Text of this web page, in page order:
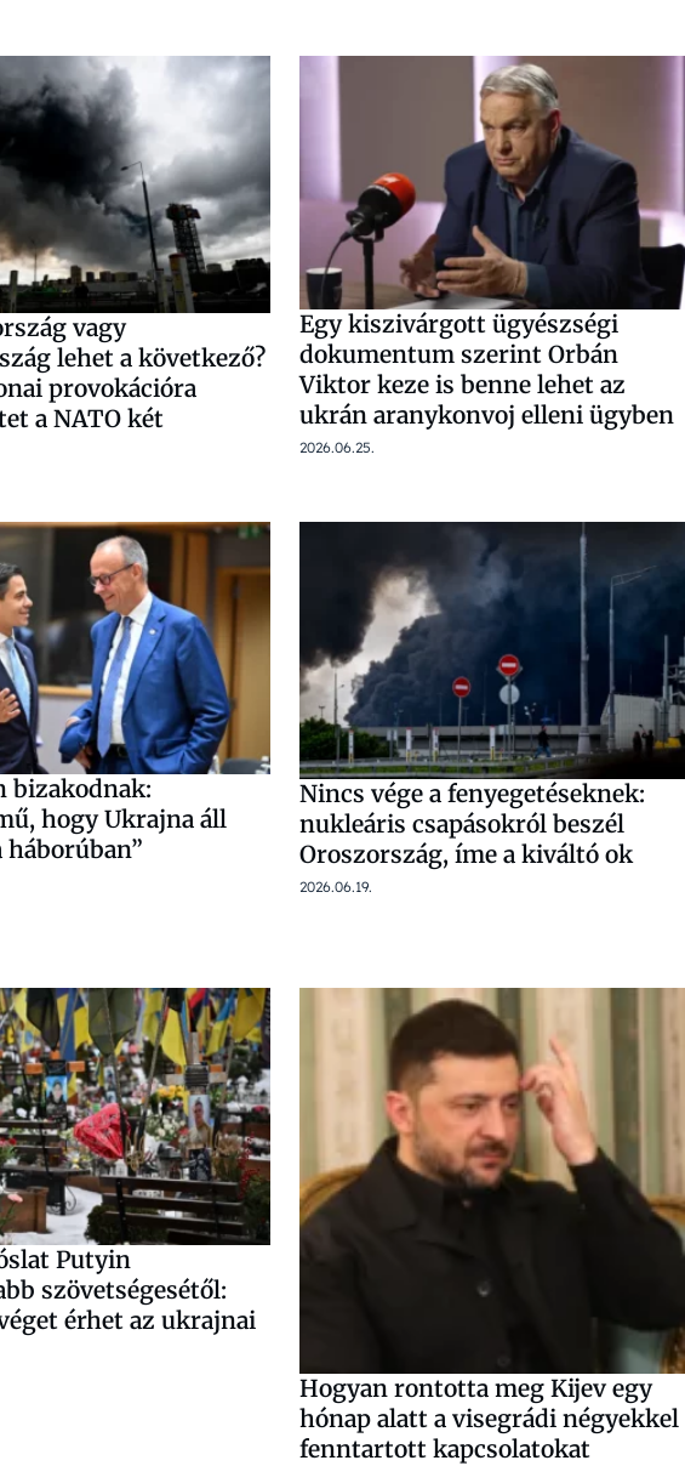
vagy
lehet a következő?
provokációra
a NATO két
Egy kiszivárgott ügyészségi
dokumentum szerint Orbán
Viktor keze is benne lehet az
ukrán aranykonvoj elleni ügyben
2026.06.25.
bizakodnak:
hogy Ukrajna áll
háborúban”
Nincs vége a fenyegetéseknek:
nukleáris csapásokról beszél
Oroszország, íme a kiváltó ok
2026.06.19.
Putyin
szövetségesétől:
érhet az ukrajnai
Hogyan rontotta meg Kijev egy
hónap alatt a visegrádi négyekkel
fenntartott kapcsolatokat